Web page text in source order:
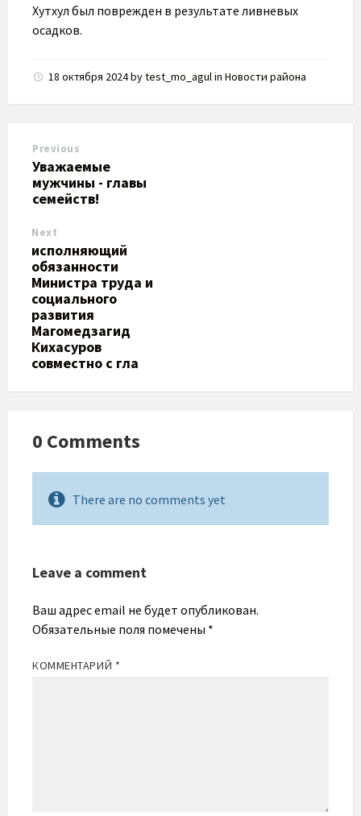
Хутхул был поврежден в результате ливневых
осадков.
18 октября 2024bytest_mo_agulin Новости района
Previous
​Уважаемые
мужчины - главы
семейств!
Next
исполняющий
обязанности
Министра труда и
социального
развития
Магомедзагид
Кихасуров
совместно с гла
0 Comments
There are no comments yet
Leave a comment
Ваш адрес email не будет опубликован.
Обязательные поля помечены *
КОММЕНТАРИЙ *